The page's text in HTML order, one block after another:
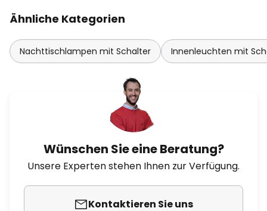
Ähnliche Kategorien
Nachttischlampen mit Schalter Innenleuchten mit
Wünschen Sie eine Beratung?
Unsere Experten stehen Ihnen zur Verfügung.
Kontaktieren Sie uns